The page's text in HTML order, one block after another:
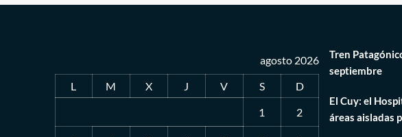
agosto 2026
L
M X J V S
D
1
2
Tren
septiembre
El Cuy: el
áreas aisladas